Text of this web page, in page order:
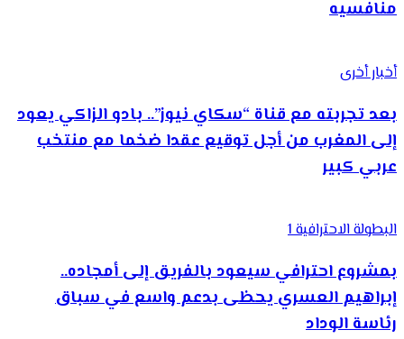
منافسيه
أخبار أخرى
بعد تجربته مع قناة “سكاي نيوز”.. بادو الزاكي يعود
إلى المغرب من أجل توقيع عقدا ضخما مع منتخب
عربي كبير
البطولة الاحترافية 1
بمشروع احترافي سيعود بالفريق إلى أمجاده..
إبراهيم العسري يحظى بدعم واسع في سباق
رئاسة الوداد